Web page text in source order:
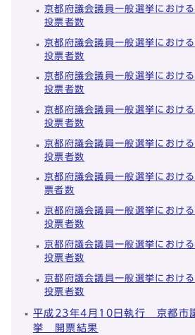
京都府議会議員一般選挙におけ
投票者数
京都府議会議員一般選挙におけ
投票者数
京都府議会議員一般選挙におけ
投票者数
京都府議会議員一般選挙におけ
投票者数
京都府議会議員一般選挙におけ
投票者数
京都府議会議員一般選挙におけ
票者数
京都府議会議員一般選挙におけ
投票者数
京都府議会議員一般選挙におけ
投票者数
京都府議会議員一般選挙におけ
投票者数
平成23年4月10日執行 京都市
挙 開票結果